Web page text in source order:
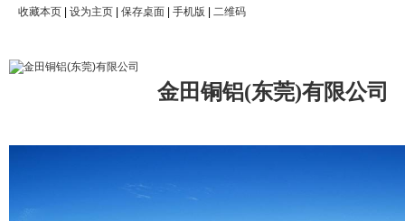
收藏本页 设为主页 保存桌面 手机版 二维码
金田铜铝(东莞)有限公司